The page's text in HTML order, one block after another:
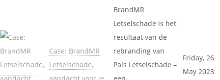
Case: BrandMR
Letselschade,
BrandMR
Letselschade is het
resultaat van de
rebranding van
Pals Letselschade –
Friday, 26
May 2023